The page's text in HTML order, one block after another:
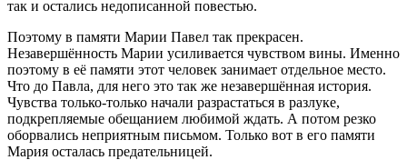
так и остались недописанной повестью.
Поэтому в памяти Марии Павел так прекрасен.
Незавершённость Марии усиливается чувством вины. Именно
поэтому в её памяти этот человек занимает отдельное место.
Что до Павла, для него это так же незавершённая история.
Чувства только-только начали разрастаться в разлуке,
подкрепляемые обещанием любимой ждать. А потом резко
оборвались неприятным письмом. Только вот в его памяти
Мария осталась предательницей.